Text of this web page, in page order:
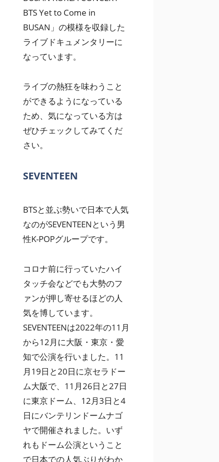
BTS Yet to Come in
BUSAN」の模様を収録した
ライブドキュメンタリーに
なっています。
ライブの熱狂を味わうこと
ができるようになっている
ため、気になっている方は
ぜひチェックしてみてくだ
さい。
SEVENTEEN
BTSと並ぶ勢いで日本で人気
なのがSEVENTEENという男
性K-POPグループです。
コロナ前に行っていたハイ
タッチ会などでも大勢のフ
ァンが押し寄せるほどの人
気を博しています。
SEVENTEENは2022年の11月
から12月に大阪・東京・愛
知で公演を行いました。11
月19日と20日に京セラドー
ム大阪で、11月26日と27日
に東京ドーム、12月3日と4
日にバンテリンドームナゴ
ヤで開催されました。いず
れもドーム公演ということ
で日本での人気ぶりがわか